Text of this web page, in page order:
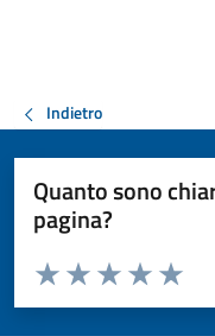
Indietro
Quanto sono
pagina?
Valuta da 1 a 5 stelle la
Valuta
Valuta 4
Valuta 3 stelle
Valuta 2 stelle su 5
Valuta 1 stelle su 5